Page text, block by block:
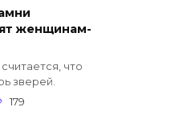
женщинам-
что
зверей.
179